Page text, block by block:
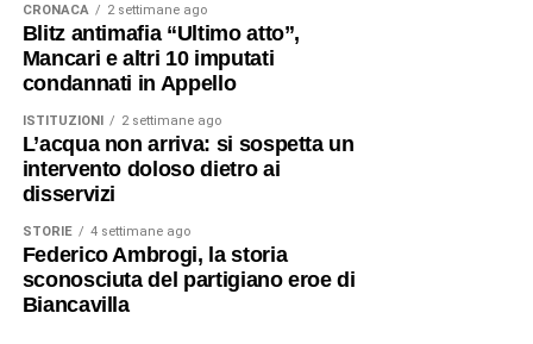
CRONACA 2 settimane ago
Blitz antimafia “Ultimo atto”,
Mancari e altri 10 imputati
condannati in Appello
ISTITUZIONI 2 settimane ago
L’acqua non arriva: si sospetta un
intervento doloso dietro ai
disservizi
STORIE 4 settimane ago
Federico Ambrogi, la storia
sconosciuta del partigiano eroe di
Biancavilla